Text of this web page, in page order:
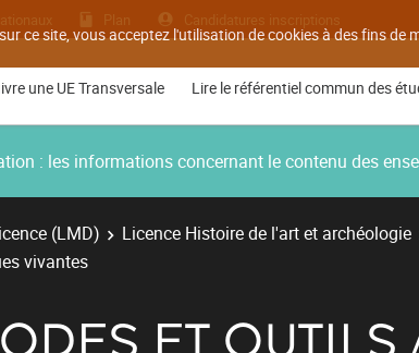
ce site, vous acceptez l'utilisation de cookies à des fins de
Plan Candidatures inscriptions
une UE Transversale Lire le référentiel commun des
: les informations concernant le contenu des
(LMD) Licence Histoire de l'art et archéologie
vivantes